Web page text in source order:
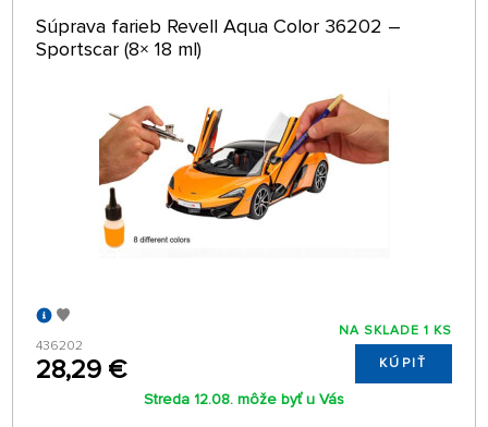
Súprava farieb Revell Aqua Color 36202 –
Sportscar (8× 18 ml)
436202
28,29 €
NA SKLADE 1 KS
KÚPIŤ
Streda 12.08. môže byť u Vás